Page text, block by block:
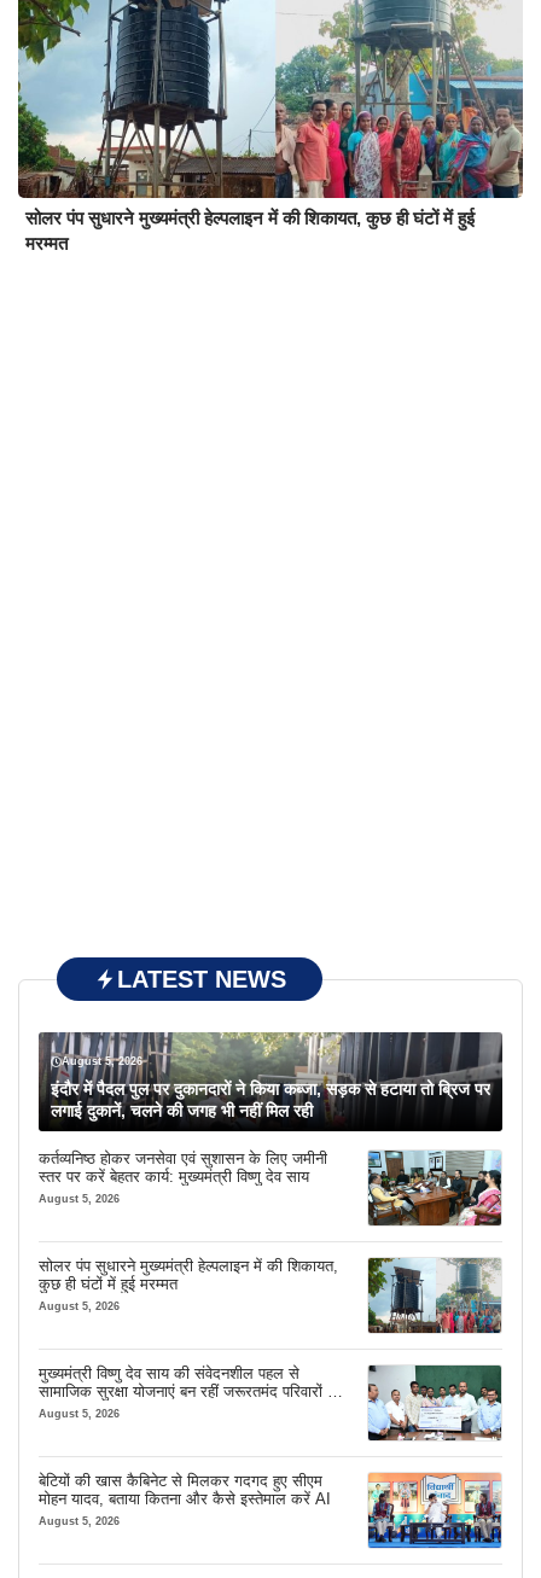
सोलर पंप सुधारने मुख्यमंत्री हेल्पलाइन में की शिकायत, कुछ ही घंटों में हुई
मरम्मत
LATEST NEWS
August 5, 2026
इंदौर में पैदल पुल पर दुकानदारों ने किया कब्जा, सड़क से हटाया तो ब्रिज पर
लगाई दुकानें, चलने की जगह भी नहीं मिल रही
कर्तव्यनिष्ठ होकर जनसेवा एवं सुशासन के लिए जमीनी
स्तर पर करें बेहतर कार्य: मुख्यमंत्री विष्णु देव साय
August 5, 2026
सोलर पंप सुधारने मुख्यमंत्री हेल्पलाइन में की शिकायत,
कुछ ही घंटों में हुई मरम्मत
August 5, 2026
मुख्यमंत्री विष्णु देव साय की संवेदनशील पहल से
सामाजिक सुरक्षा योजनाएं बन रहीं जरूरतमंद परिवारों का
मजबूत सहारा
August 5, 2026
बेटियों की खास कैबिनेट से मिलकर गदगद हुए सीएम
मोहन यादव, बताया कितना और कैसे इस्तेमाल करें AI
August 5, 2026